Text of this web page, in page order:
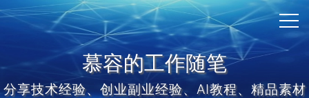
慕容的工作随笔
分享技术经验、创业副业经验、AI教程、精品素材